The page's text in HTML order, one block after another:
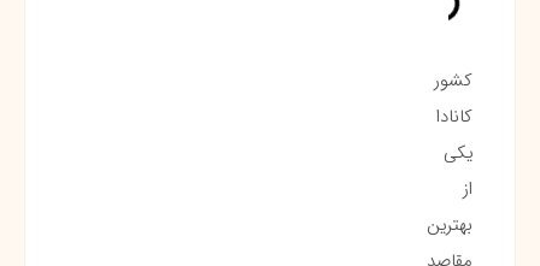
کشور
کانادا
یکی
از
بهترین